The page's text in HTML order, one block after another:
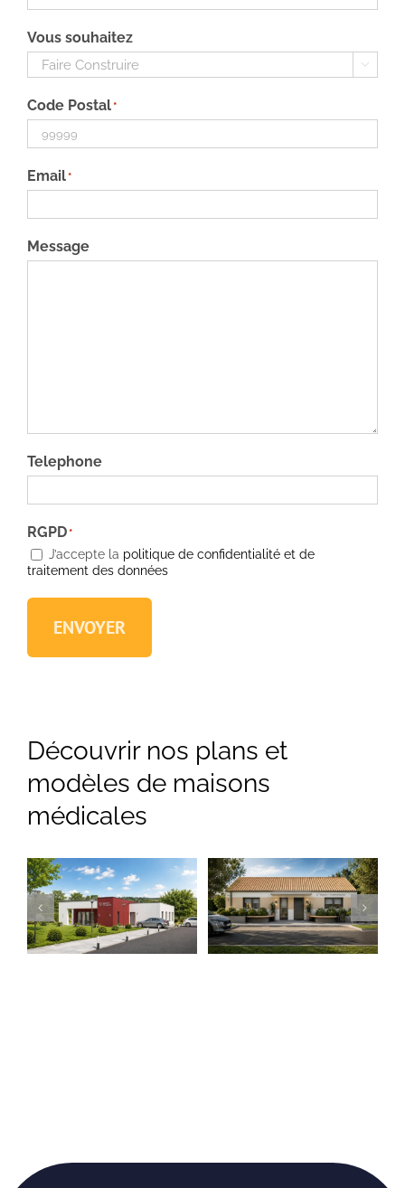
Vous souhaitez

Code Postal*
Email*
Message
Telephone
RGPD*
J’accepte la politique de confidentialité et de
traitement des données
ENVOYER
Découvrir nos plans et
modèles de maisons
médicales